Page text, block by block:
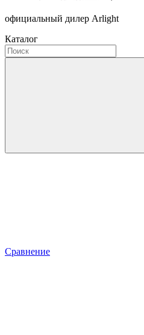
официальный дилер Arlight
Каталог
Сравнение